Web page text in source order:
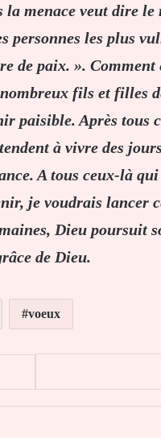
menace veut dire le
les plus
de paix. ». Comment
fils et filles
paisible. Après tous
à vivre des
A tous ceux-là
je voudrais lancer
Dieu poursuit
de Dieu.
voeux